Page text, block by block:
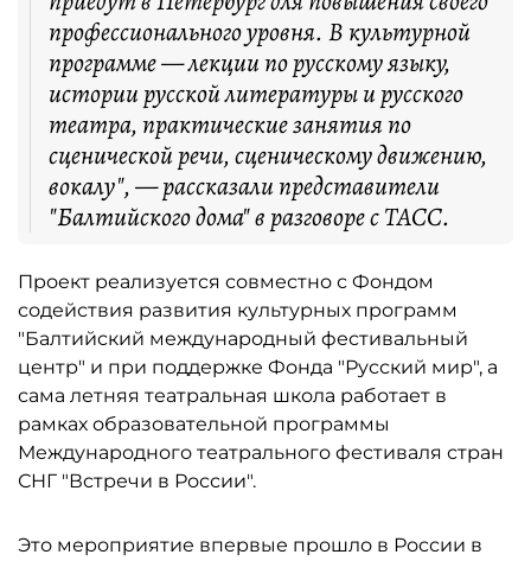
профессионального уровня. В культурной
программе — лекции по русскому языку,
истории русской литературы и русского
театра, практические занятия по
сценической речи, сценическому движению,
вокалу", — рассказали представители
"Балтийского дома" в разговоре с ТАСС.
Проект реализуется совместно с Фондом
содействия развития культурных программ
"Балтийский международный фестивальный
центр" и при поддержке Фонда "Русский мир", а
сама летняя театральная школа работает в
рамках образовательной программы
Международного театрального фестиваля стран
СНГ "Встречи в России".
Это мероприятие впервые прошло в России в